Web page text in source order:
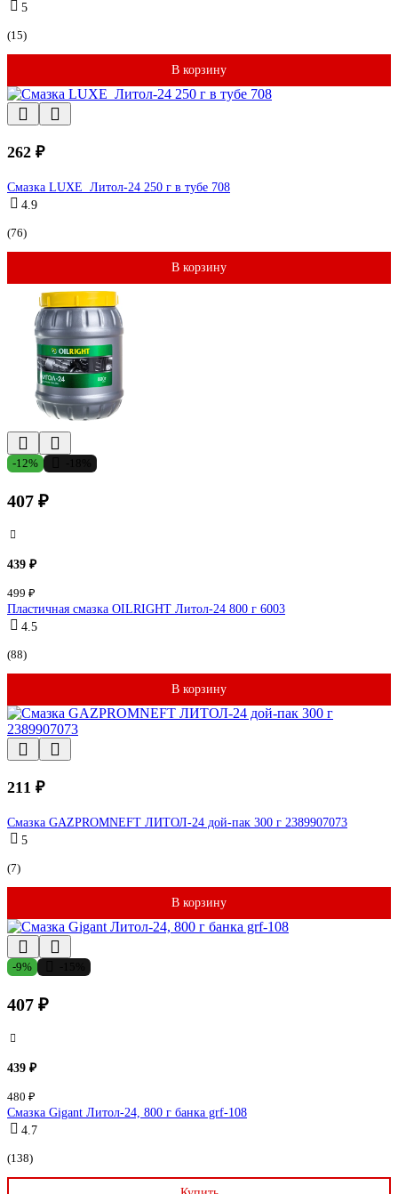
5
(15)
В корзину
262 ₽
Смазка LUXЕ Литол-24 250 г в тубе 708
4.9
(76)
В корзину
-12%
407 ₽
439 ₽
499 ₽
Пластичная смазка OILRIGHT Литол-24 800 г 6003
4.5
(88)
В корзину
211 ₽
Смазка GAZPROMNEFT ЛИТОЛ-24 дой-пак 300 г 2389907073
5
(7)
В корзину
-9%
407 ₽
439 ₽
480 ₽
Смазка Gigant Литол-24, 800 г банка grf-108
4.7
(138)